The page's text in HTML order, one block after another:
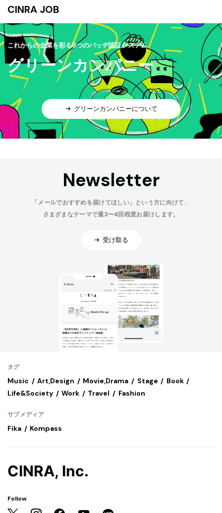
CINRA JOB
これからの企業を彩る9つのバッヂ認証システム
グリーンカンパニー
グリーンカンパニーについて
Newsletter
「メールでおすすめを届けてほしい」という方に向けて、
さまざまなテーマで週3〜4回程度お届けします。
受け取る
タグ
Music Art,Design Movie,Drama Stage
Book
Life&Society
Work Travel Fashion
サブメディア
Fika Kompass
CINRA, Inc.
Follow